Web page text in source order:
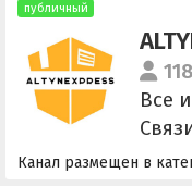
публичный
Все
Канал размещен в